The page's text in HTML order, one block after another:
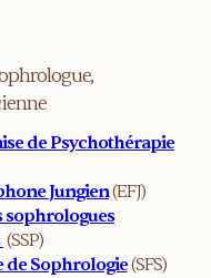
de Psychothérapie
Jungien(EFJ)
sophrologues
(SSP)
de Sophrologie(SFS)